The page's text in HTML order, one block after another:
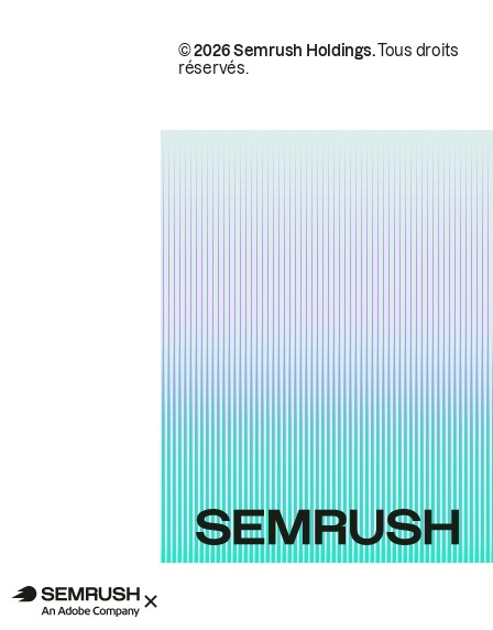
© 2026 Semrush Holdings.Tous droits
réservés.